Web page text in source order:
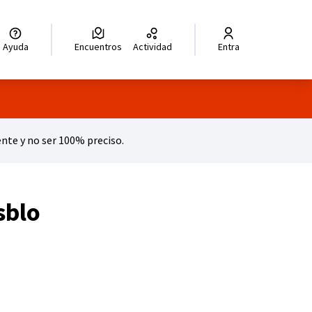
el idioma Choisir la langue Wybierz język Dil seçinizزبان را انتخاب کنید Ayuda Encuentros Actividad Entra
y no ser 100% preciso.